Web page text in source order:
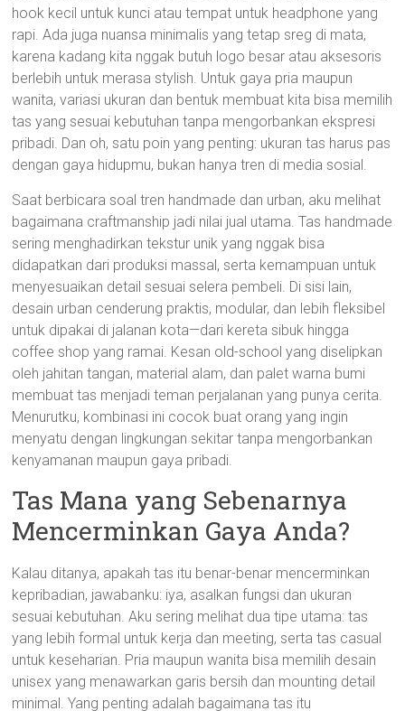
hook kecil untuk kunci atau tempat untuk headphone yang
rapi. Ada juga nuansa minimalis yang tetap sreg di mata,
karena kadang kita nggak butuh logo besar atau aksesoris
berlebih untuk merasa stylish. Untuk gaya pria maupun
wanita, variasi ukuran dan bentuk membuat kita bisa memilih
tas yang sesuai kebutuhan tanpa mengorbankan ekspresi
pribadi. Dan oh, satu poin yang penting: ukuran tas harus pas
dengan gaya hidupmu, bukan hanya tren di media sosial.
Saat berbicara soal tren handmade dan urban, aku melihat
bagaimana craftmanship jadi nilai jual utama. Tas handmade
sering menghadirkan tekstur unik yang nggak bisa
didapatkan dari produksi massal, serta kemampuan untuk
menyesuaikan detail sesuai selera pembeli. Di sisi lain,
desain urban cenderung praktis, modular, dan lebih fleksibel
untuk dipakai di jalanan kota—dari kereta sibuk hingga
coffee shop yang ramai. Kesan old-school yang diselipkan
oleh jahitan tangan, material alam, dan palet warna bumi
membuat tas menjadi teman perjalanan yang punya cerita.
Menurutku, kombinasi ini cocok buat orang yang ingin
menyatu dengan lingkungan sekitar tanpa mengorbankan
kenyamanan maupun gaya pribadi.
Tas Mana yang Sebenarnya
Mencerminkan Gaya Anda?
Kalau ditanya, apakah tas itu benar-benar mencerminkan
kepribadian, jawabanku: iya, asalkan fungsi dan ukuran
sesuai kebutuhan. Aku sering melihat dua tipe utama: tas
yang lebih formal untuk kerja dan meeting, serta tas casual
untuk keseharian. Pria maupun wanita bisa memilih desain
unisex yang menawarkan garis bersih dan mounting detail
minimal. Yang penting adalah bagaimana tas itu